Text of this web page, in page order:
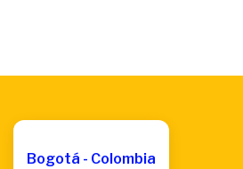
Bogotá - Colombia